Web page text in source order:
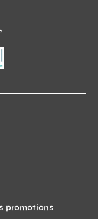
promotions